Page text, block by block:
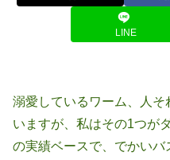
LINE
溺愛しているワーム、人
いますが、私はその1つが
の実績ベースで、でかい